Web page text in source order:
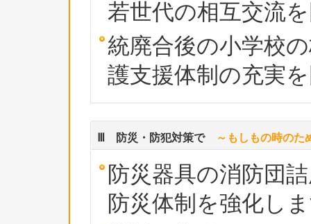
若世代の相互交流
統廃合後の小学校
護支援体制の充実
Ⅲ 防災・防犯対策で ～もしもの時のた
防災器具の消防団
防災体制を強化し